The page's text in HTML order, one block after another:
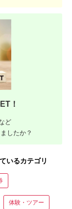
！
ど
したか？
いるカテゴリ
体験・ツアー